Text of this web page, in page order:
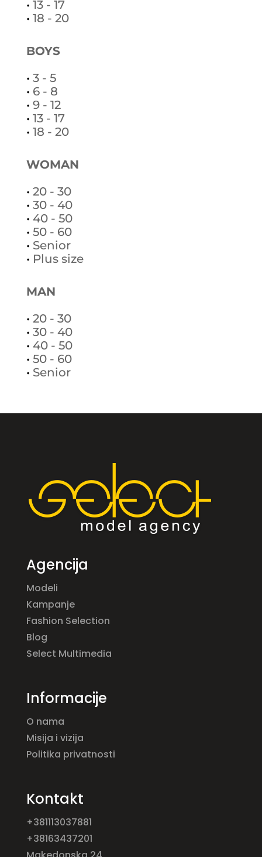
• 13 - 17
• 18 - 20
BOYS
• 3 - 5
• 6 - 8
• 9 - 12
• 13 - 17
• 18 - 20
WOMAN
• 20 - 30
• 30 - 40
• 40 - 50
• 50 - 60
• Senior
• Plus size
MAN
• 20 - 30
• 30 - 40
• 40 - 50
• 50 - 60
• Senior
Agencija
Modeli
Kampanje
Fashion Selection
Blog
Select Multimedia
Informacije
O nama
Misija i vizija
Politika privatnosti
Kontakt
+381113037881
+38163437201